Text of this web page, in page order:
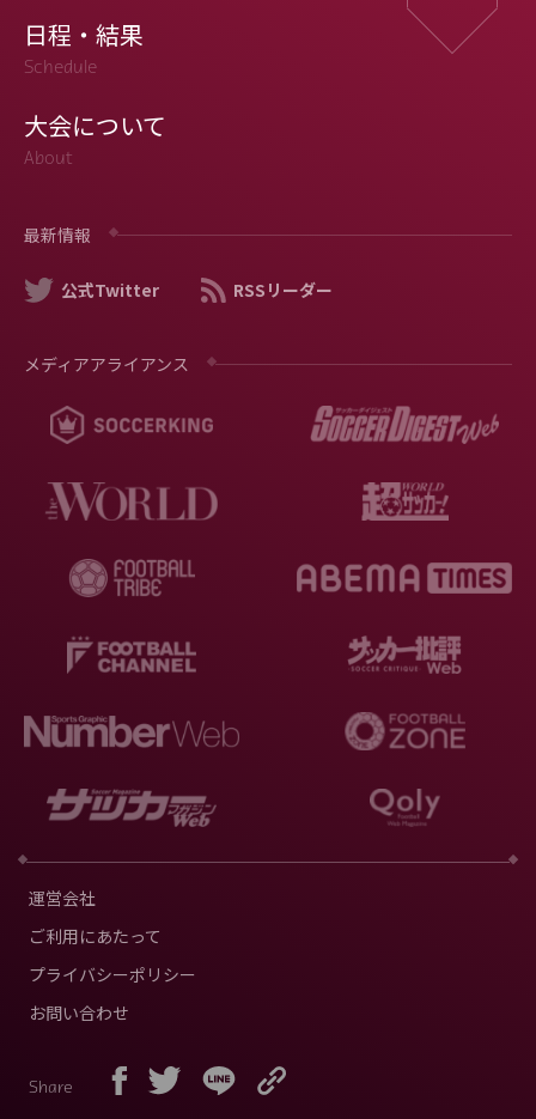
日程・結果
Schedule
大会について
About
最新情報
公式Twitter RSSリーダー
メディアアライアンス
運営会社
ご利用にあたって
プライバシーポリシー
お問い合わせ
Share